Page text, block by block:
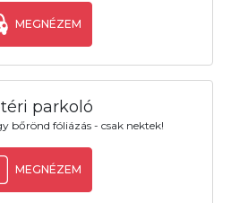
MEGNÉZEM
parkoló
bőrönd fóliázás - csak nektek!
MEGNÉZEM